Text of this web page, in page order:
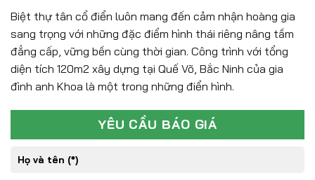
Biệt thự tân cổ điển luôn mang đến cảm nhận hoàng gia
sang trọng với những đặc điểm hình thái riêng nâng tầm
đẳng cấp, vững bền cùng thời gian. Công trình với tổng
diện tích 120m2 xây dựng tại Quế Võ, Bắc Ninh của gia
đình anh Khoa là một trong những điển hình.
YÊU CẦU BÁO GIÁ